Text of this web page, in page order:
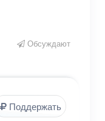
Обсуждают
Поддержать